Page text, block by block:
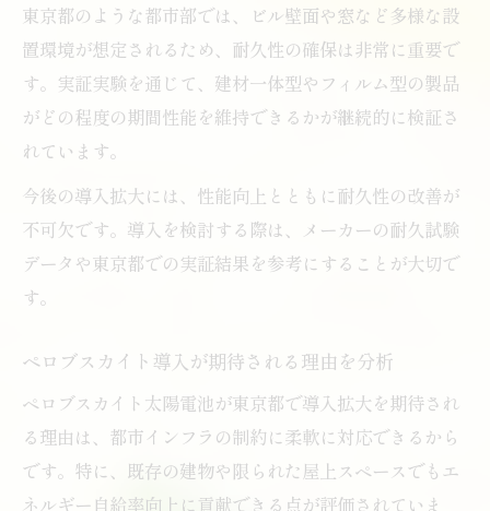
東京都のような都市部では、ビル壁面や窓など多様な設
置環境が想定されるため、耐久性の確保は非常に重要で
す。実証実験を通じて、建材一体型やフィルム型の製品
がどの程度の期間性能を維持できるかが継続的に検証さ
れています。
今後の導入拡大には、性能向上とともに耐久性の改善が
不可欠です。導入を検討する際は、メーカーの耐久試験
データや東京都での実証結果を参考にすることが大切で
す。
ペロブスカイト導入が期待される理由を分析
ペロブスカイト太陽電池が東京都で導入拡大を期待され
る理由は、都市インフラの制約に柔軟に対応できるから
です。特に、既存の建物や限られた屋上スペースでもエ
ネルギー自給率向上に貢献できる点が評価されていま